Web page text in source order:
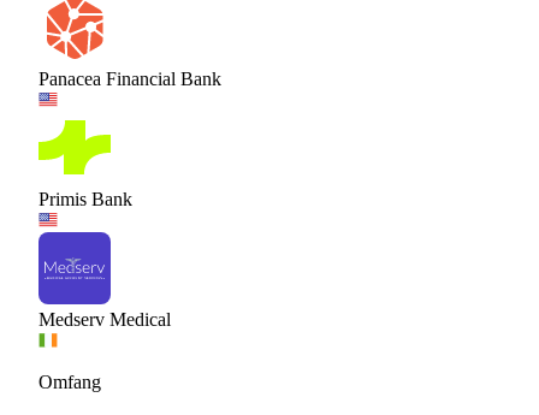
Panacea Financial Bank
Primis Bank
Medserv Medical
Omfang